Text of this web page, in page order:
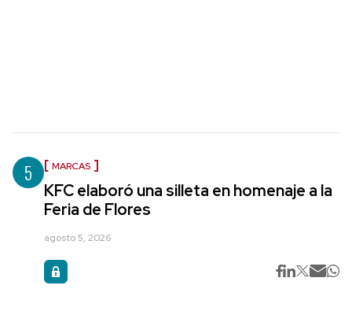
5 MARCAS
KFC elaboró una silleta en homenaje a la
Feria de Flores
agosto 5, 2026